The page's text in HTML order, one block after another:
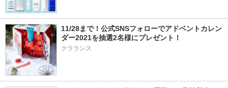
11/28まで！公式SNSフォローでアドベントカレン
ダー2021を抽選2名様にプレゼント！
クラランス